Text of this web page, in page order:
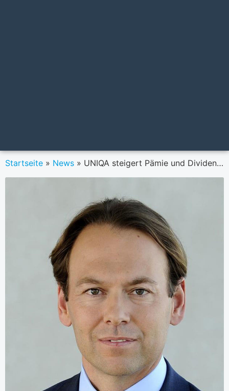
Startseite » News » UNIQA steigert Pämie und Dividende